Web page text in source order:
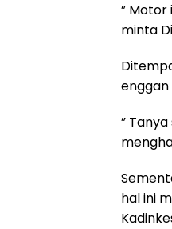
” Motor
minta
”
hal ini